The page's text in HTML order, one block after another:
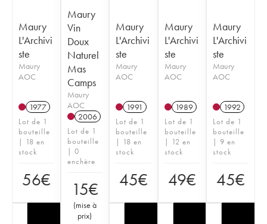
Maury
L'Archivi
ste
Maury
AOC
1977
Lot de 1
bouteille
| 18 en
stock
56€
Maury
Vin
Doux
Naturel
Mas
Camps
Maury
AOC
2006
Lot de 1
bouteille
| 0
enchère
15€
(mise à
prix)
Maury
L'Archivi
ste
Maury
AOC
1991
Lot de 1
bouteille
| 18 en
stock
45€
Maury
L'Archivi
ste
Maury
AOC
1989
Lot de 1
bouteille
| 12 en
stock
49€
Maury
L'Archivi
ste
Maury
AOC
1992
Lot de 1
bouteille
| 9 en
stock
45€